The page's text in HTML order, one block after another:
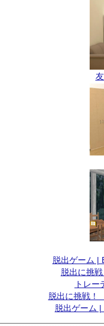
脱出ゲーム |
脱出に挑
トレー
脱出に挑戦
脱出ゲーム